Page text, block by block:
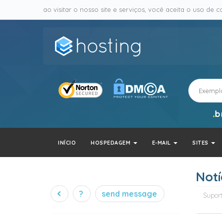
ao visitar o nosso site e serviços, você aceita o uso de
INÍCIO HOSPEDAGEM E-MAIL SITES
? send message